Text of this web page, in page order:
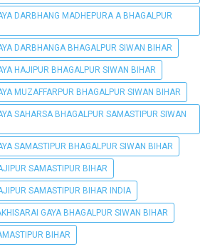
DARBHANG MADHEPURA A BHAGALPUR
DARBHANGA BHAGALPUR SIWAN BIHAR
HAJIPUR BHAGALPUR SIWAN BIHAR
MUZAFFARPUR BHAGALPUR SIWAN BIHAR
SAHARSA BHAGALPUR SAMASTIPUR SIWAN
SAMASTIPUR BHAGALPUR SIWAN BIHAR
SAMASTIPUR BIHAR
SAMASTIPUR BIHAR INDIA
GAYA BHAGALPUR SIWAN BIHAR
BIHAR